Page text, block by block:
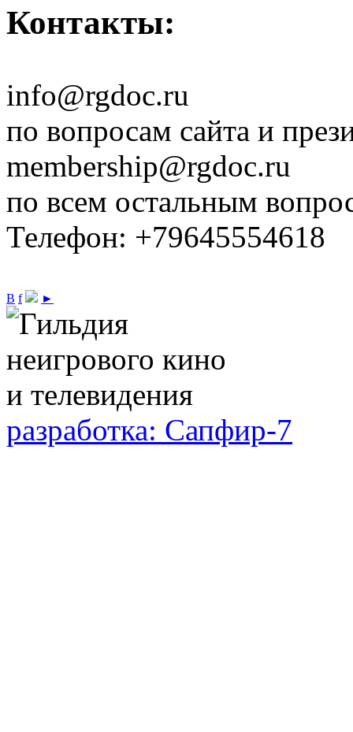
Контакты:
info@rgdoc.ru
по вопросам сайта и
membership@rgdoc.ru
по всем остальным
Телефон: +79645554618
В f ►
разработка: Сапфир-7